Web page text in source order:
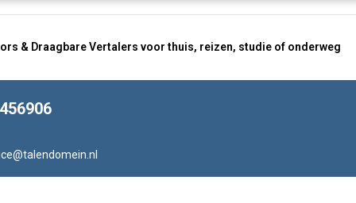
& Draagbare Vertalers voor thuis, reizen, studie of onderweg